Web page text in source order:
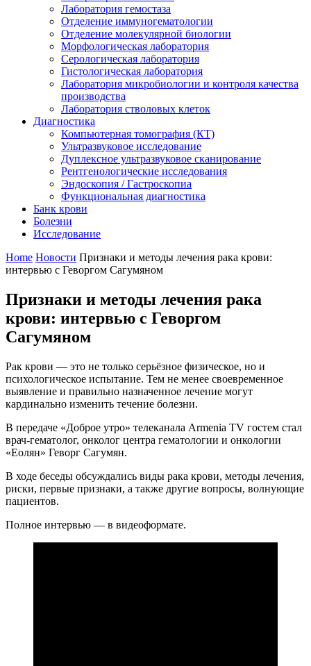
Лаборатория гемостаза
Отделение иммуногематологии
Отделeниe молекулярной биологии
Морфологическая лаборатория
Серологическая лаборатория
Гистологическая лаборатория
Лаборатория микробиологии и контроля качества
производства
Лаборатория стволовых клеток
Диагностика
Компьютерная томография (КТ)
Ультразвуковое исследование
Дуплексное ультразвуковое сканирование
Рентгенологические исследования
Эндоскопия / Гастроскопиа
Функциональная диагностика
Банк крови
Болезни
Исследование
Home Новости Признаки и методы лечения рака крови:
интервью с Геворгом Сагумяном
Признаки и методы лечения рака
крови: интервью с Геворгом
Сагумяном
Рак крови — это не только серьёзное физическое, но и
психологическое испытание. Тем не менее своевременное
выявление и правильно назначенное лечение могут
кардинально изменить течение болезни.
В передаче «Доброе утро» телеканала Armenia TV гостем стал
врач-гематолог, онколог центра гематологии и онкологии
«Еолян» Геворг Сагумян.
В ходе беседы обсуждались виды рака крови, методы лечения,
риски, первые признаки, а также другие вопросы, волнующие
пациентов.
Полное интервью — в видеоформате.